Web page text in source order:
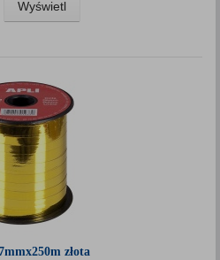
Wyświetl
złota